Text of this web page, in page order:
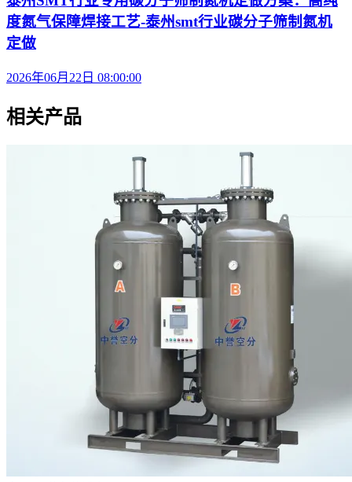
度氮气保障焊接工艺-泰州smt行业碳分子筛制氮机
定做
2026年06月22日 08:00:00
相关产品